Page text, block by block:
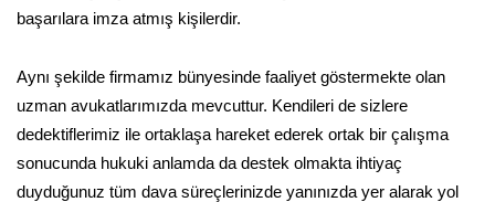
başarılara imza atmış kişilerdir.
Aynı şekilde firmamız bünyesinde faaliyet göstermekte olan
uzman avukatlarımızda mevcuttur. Kendileri de sizlere
dedektiflerimiz ile ortaklaşa hareket ederek ortak bir çalışma
sonucunda hukuki anlamda da destek olmakta ihtiyaç
duyduğunuz tüm dava süreçlerinizde yanınızda yer alarak yol